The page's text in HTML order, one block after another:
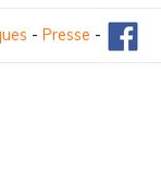
- Presse -